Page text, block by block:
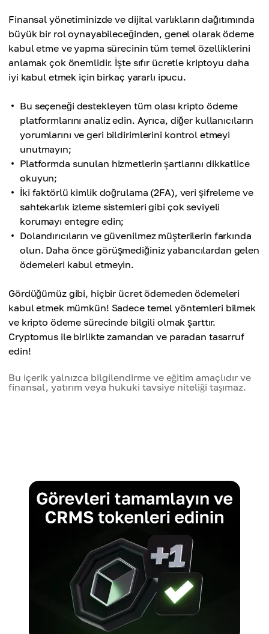
Finansal yönetiminizde ve dijital varlıkların dağıtımında
büyük bir rol oynayabileceğinden, genel olarak ödeme
kabul etme ve yapma sürecinin tüm temel özelliklerini
anlamak çok önemlidir. İşte sıfır ücretle kriptoyu daha
iyi kabul etmek için birkaç yararlı ipucu.
Bu seçeneği destekleyen tüm olası kripto ödeme
platformlarını analiz edin. Ayrıca, diğer kullanıcıların
yorumlarını ve geri bildirimlerini kontrol etmeyi
unutmayın;
Platformda sunulan hizmetlerin şartlarını dikkatlice
okuyun;
İki faktörlü kimlik doğrulama (2FA), veri şifreleme ve
sahtekarlık izleme sistemleri gibi çok seviyeli
korumayı entegre edin;
Dolandırıcıların ve güvenilmez müşterilerin farkında
olun. Daha önce görüşmediğiniz yabancılardan gelen
ödemeleri kabul etmeyin.
Gördüğümüz gibi, hiçbir ücret ödemeden ödemeleri
kabul etmek mümkün! Sadece temel yöntemleri bilmek
ve kripto ödeme sürecinde bilgili olmak şarttır.
Cryptomus ile birlikte zamandan ve paradan tasarruf
edin!
Bu içerik yalnızca bilgilendirme ve eğitim amaçlıdır ve
finansal, yatırım veya hukuki tavsiye niteliği taşımaz.